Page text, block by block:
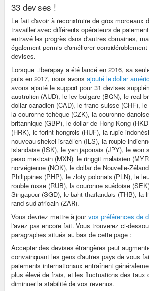
33 devises !
Le fait d'avoir à reconstruire de gros morceaux
travailler avec différents opérateurs de
entravé les progrès dans d'autres domaines,
également permis d'améliorer
devises.
Lorsque Liberapay a été lancé en 2016, sa
puis en 2017, nous avons ajouté le dollar
avons ajouté le support pour 31 devises
australien (AUD), le lev bulgare (BGN), le real
dollar canadien (CAD), le franc suisse (CHF),
la couronne tchèque (CZK), la couronne
britannique (GBP), le dollar de Hong Kong
(HRK), le forint hongrois (HUF), la rupie
nouveau shekel israélien (ILS), la roupie
islandaise (ISK), le yen japonais (JPY), le won
peso mexicain (MXN), le ringgit malaisien
norvégienne (NOK), le dollar de Nouvelle-
Philippines (PHP), le zloty polonais (PLN), le
rouble russe (RUB), la couronne suédoise
Singapour (SGD), le baht thaïlandais (THB), la
rand sud-africain (ZAR).
Vous devriez mettre à jourvos préférences de
l'avez pas encore fait. Vous trouverez ci-
paragraphes situés au bas de cette page :
Accepter des devises étrangères peut
convainquant les gens d'autres pays de vous
paiements internationaux entraînent
plus élevé de frais, et les fluctuations des taux
diminuer la stabilité de vos revenus.